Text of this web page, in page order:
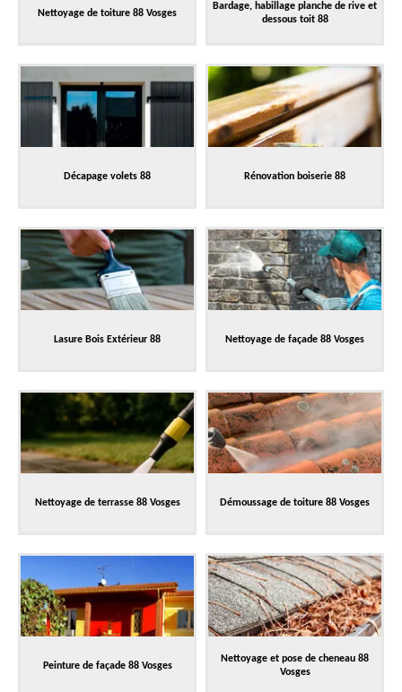
Nettoyage de toiture 88 Vosges
Bardage, habillage planche de rive et
dessous toit 88
Décapage volets 88 Rénovation boiserie 88
Lasure Bois Extérieur 88 Nettoyage de façade 88 Vosges
Nettoyage de terrasse 88 Vosges Démoussage de toiture 88 Vosges
Peinture de façade 88 Vosges
Nettoyage et pose de cheneau 88
Vosges